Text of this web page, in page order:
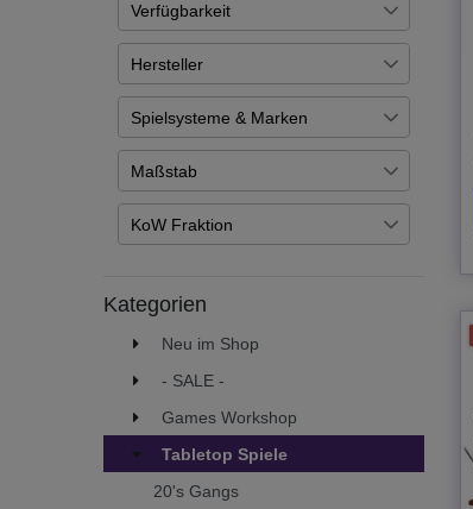
€ ― €
Übernehmen
Verfügbarkeit
Auf Lager
Artikel ist nachbestellt
Hersteller
Mantic Games
Spielsysteme & Marken
Kings of War
Maßstab
28mm (1/56)
KoW Fraktion
Salamanders
Undead
Kategorien
Neu im Shop
- SALE -
Games Workshop
Tabletop Spiele
20's Gangs